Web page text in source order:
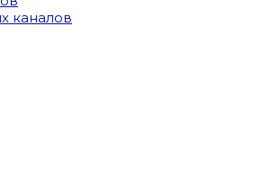
каналов